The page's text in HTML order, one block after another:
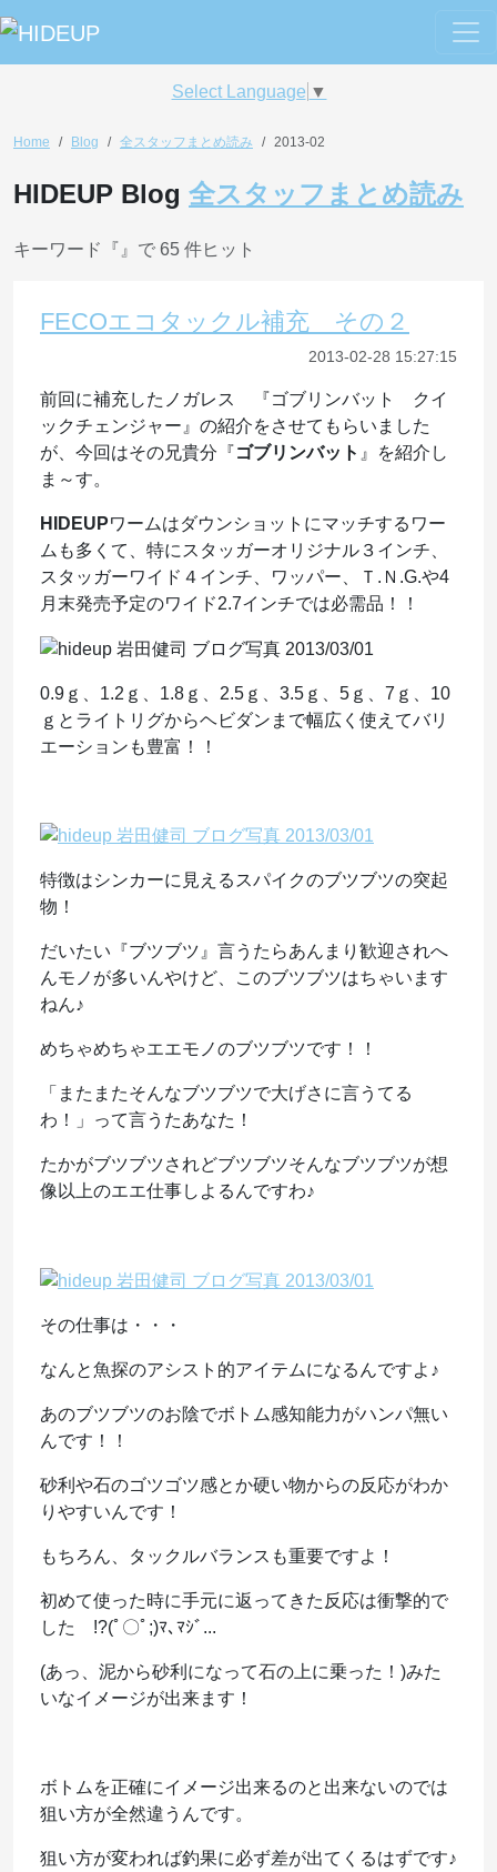
Select Language ▼
Home Blog 全スタッフまとめ読み 2013-02
HIDEUP Blog 全スタッフまとめ読み
キーワード『 』で 65 件ヒット
FECOエコタックル補充 その２
2013-02-28 15:27:15
前回に補充したノガレス 『ゴブリンバット クイ
ックチェンジャー』の紹介をさせてもらいました
が、今回はその兄貴分『ゴブリンバット 』を紹介し
ま～す。
HIDEUPワームはダウンショットにマッチするワー
ムも多くて、特にスタッガーオリジナル３インチ、
スタッガーワイド４インチ、ワッパー、Ｔ.Ｎ.G.や4
月末発売予定のワイド2.7インチでは必需品！！
0.9ｇ、1.2ｇ、1.8ｇ、2.5ｇ、3.5ｇ、5ｇ、7ｇ、10
ｇとライトリグからヘビダンまで幅広く使えてバリ
エーションも豊富！！
特徴はシンカーに見えるスパイクのブツブツの突起
物！
だいたい『ブツブツ』言うたらあんまり歓迎されへ
んモノが多いんやけど、このブツブツはちゃいます
ねん♪
めちゃめちゃエエモノのブツブツです！！
「またまたそんなブツブツで大げさに言うてる
わ！」って言うたあなた！
たかがブツブツされどブツブツそんなブツブツが想
像以上のエエ仕事しよるんですわ♪
その仕事は・・・
なんと魚探のアシスト的アイテムになるんですよ♪
あのブツブツのお陰でボトム感知能力がハンパ無い
んです！！
砂利や石のゴツゴツ感とか硬い物からの反応がわか
りやすいんです！
もちろん、タックルバランスも重要ですよ！
初めて使った時に手元に返ってきた反応は衝撃的で
した !?(ﾟ〇ﾟ;)ﾏ､ﾏｼﾞ...
(あっ、泥から砂利になって石の上に乗った！)みた
いなイメージが出来ます！
ボトムを正確にイメージ出来るのと出来ないのでは
狙い方が全然違うんです。
狙い方が変われば釣果に必ず差が出てくるはずです♪